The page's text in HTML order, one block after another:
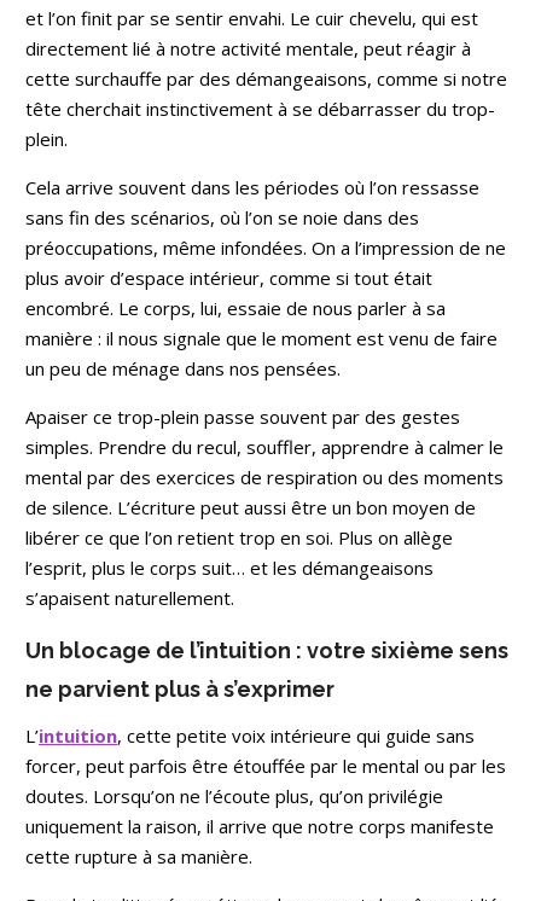
et l’on finit par se sentir envahi. Le cuir chevelu, qui est
directement lié à notre activité mentale, peut réagir à
cette surchauffe par des démangeaisons, comme si notre
tête cherchait instinctivement à se débarrasser du trop-
plein.
Cela arrive souvent dans les périodes où l’on ressasse
sans fin des scénarios, où l’on se noie dans des
préoccupations, même infondées. On a l’impression de ne
plus avoir d’espace intérieur, comme si tout était
encombré. Le corps, lui, essaie de nous parler à sa
manière : il nous signale que le moment est venu de faire
un peu de ménage dans nos pensées.
Apaiser ce trop-plein passe souvent par des gestes
simples. Prendre du recul, souffler, apprendre à calmer le
mental par des exercices de respiration ou des moments
de silence. L’écriture peut aussi être un bon moyen de
libérer ce que l’on retient trop en soi. Plus on allège
l’esprit, plus le corps suit… et les démangeaisons
s’apaisent naturellement.
Un blocage de l’intuition : votre sixième sens
ne parvient plus à s’exprimer
L’intuition, cette petite voix intérieure qui guide sans
forcer, peut parfois être étouffée par le mental ou par les
doutes. Lorsqu’on ne l’écoute plus, qu’on privilégie
uniquement la raison, il arrive que notre corps manifeste
cette rupture à sa manière.